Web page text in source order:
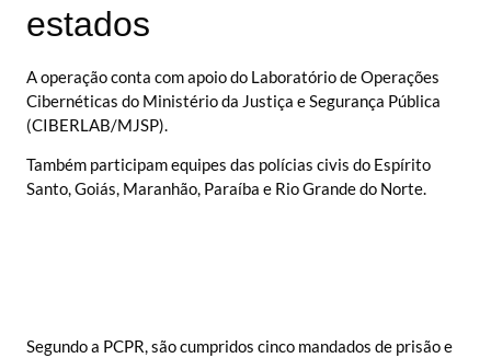
estados
A operação conta com apoio do Laboratório de Operações
Cibernéticas do Ministério da Justiça e Segurança Pública
(CIBERLAB/MJSP).
Também participam equipes das polícias civis do Espírito
Santo, Goiás, Maranhão, Paraíba e Rio Grande do Norte.
Segundo a PCPR, são cumpridos cinco mandados de prisão e